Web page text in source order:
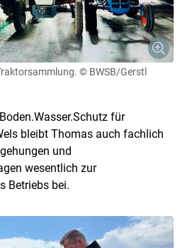
© BWSB/Gerstl
für
bleibt Thomas auch fachlich
und
wesentlich zur
Betriebs bei.